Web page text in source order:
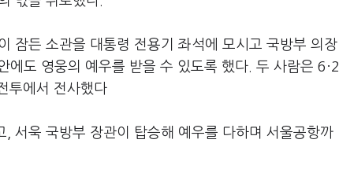
잠든 소관을 대통령 전용기 좌석에 모시고 국방부 의장
도 영웅의 예우를 받을 수 있도록 했다. 두 사람은 6·2
투에서 전사했다
서욱 국방부 장관이 탑승해 예우를 다하며 서울공항까